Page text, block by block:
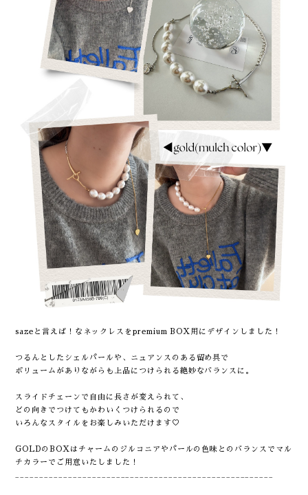
sazeと言えば！なネックレスをpremium BOX用にデザインしました！
つるんとしたシェルパールや、ニュアンスのある留め具で
ボリュームがありながらも上品につけられる絶妙なバランスに。
スライドチェーンで自由に長さが変えられて、
どの向きでつけてもかわいくつけられるので
いろんなスタイルをお楽しみいただけます♡
GOLDのBOXはチャームのジルコニアやパールの色味とのバランスでマル
チカラーでご用意いたしました！